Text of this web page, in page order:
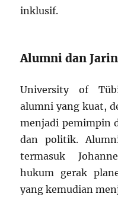
inklusif.
Alumni dan
University of
alumni yang kuat,
menjadi pemimpin
dan politik.
termasuk
hukum gerak
yang kemudian